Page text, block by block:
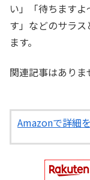
い」「待ちます
す」などのサラ
ます。
関連記事はありま
Amazonで詳細